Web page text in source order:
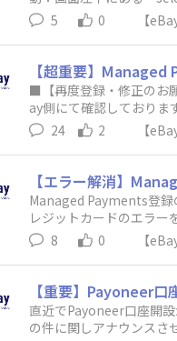
録の一番最初の画面に移
5 0 【
【超重要】Managed
■【再度登録・修正のお
ay側にて確認しておりま
度登録をお進め頂けます
致します。1)eBayのア
ss」にアップグレードが
たに登録を進めてくだ
「Individual」にダウン
で、Managed Payments
Stepから新たに登録を
nal Info」にある「
い。 ■Step2のエラー：
月日、登録名など）・
方/アカウントがブロッ
上記以外の何らかの理由
ymentsページの（“No,
24 2 【
【エラー解消】
Managed Payments登録
レジットカードのエラ
ジットカード登録のプロ
ただき、「Name」の変
お願い申し上げます。①
eBay上で「Name」に
8 0 【
【重要】Payoneer
直近でPayoneer口座開
の件に関しアナウンス